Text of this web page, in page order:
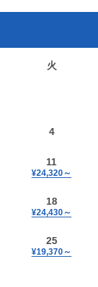
火
4
11
¥24,320～
18
¥24,430～
25
¥19,370～